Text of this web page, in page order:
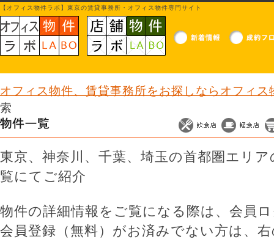
【オフィス物件ラボ】東京の賃貸事務所・オフィス物件専門サイト
オフィス物件、賃貸事務所をお探しならオフィス
索
東京、神奈川、千葉、埼玉の首都圏エリ
覧にてご紹介
物件の詳細情報をご覧になる際は、会員
会員登録（無料）がお済みでない方は、